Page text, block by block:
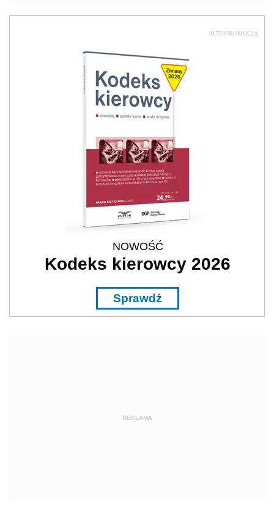
AUTOPROMOCJA
NOWOŚĆ
Kodeks kierowcy 2026
Sprawdź
REKLAMA